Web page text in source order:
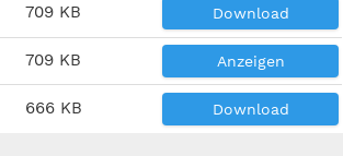
709 KB Download
709 KB Anzeigen
666 KB Download